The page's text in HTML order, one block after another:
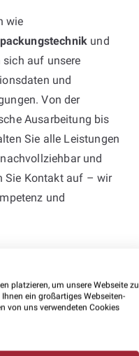
wie
und
sich auf unsere
und
Von der
Ausarbeitung bis
Sie alle Leistungen
und
Sie Kontakt auf – wir
und
platzieren, um unsere Webseite zu
ein großartiges Webseiten-
von uns verwendeten Cookies